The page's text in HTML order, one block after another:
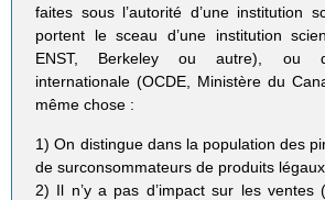
faites sous l’autorité d’une institution
portent le sceau d’une institution
ENST, Berkeley ou autre), ou
internationale (OCDE, Ministère du
même chose :
1) On distingue dans la population des
de surconsommateurs de produits légaux
2) Il n’y a pas d’impact sur les ventes